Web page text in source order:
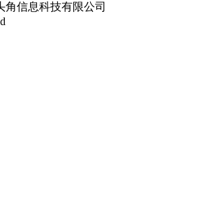
角信息科技有限公司